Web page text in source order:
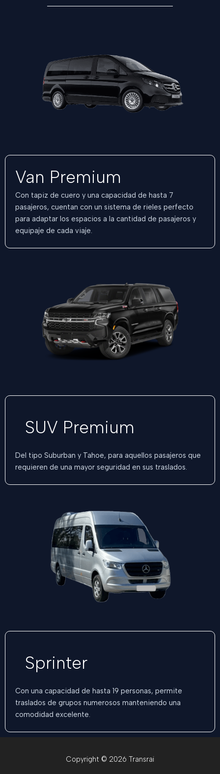
Van Premium
Con tapiz de cuero y una capacidad de hasta 7
pasajeros, cuentan con un sistema de rieles perfecto
para adaptar los espacios a la cantidad de pasajeros y
equipaje de cada viaje.
SUV Premium
Del tipo Suburban y Tahoe, para aquellos pasajeros que
requieren de una mayor seguridad en sus traslados.
Sprinter
Con una capacidad de hasta 19 personas, permite
traslados de grupos numerosos manteniendo una
comodidad excelente.
Copyright © 2026 Transrai